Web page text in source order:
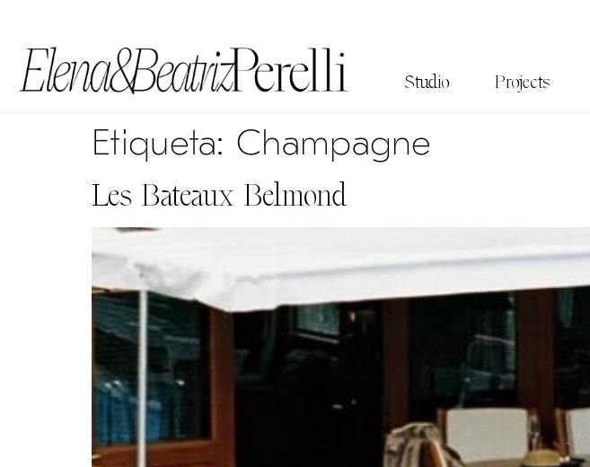
Studio Projects
Etiqueta: Champagne
Les Bateaux Belmond